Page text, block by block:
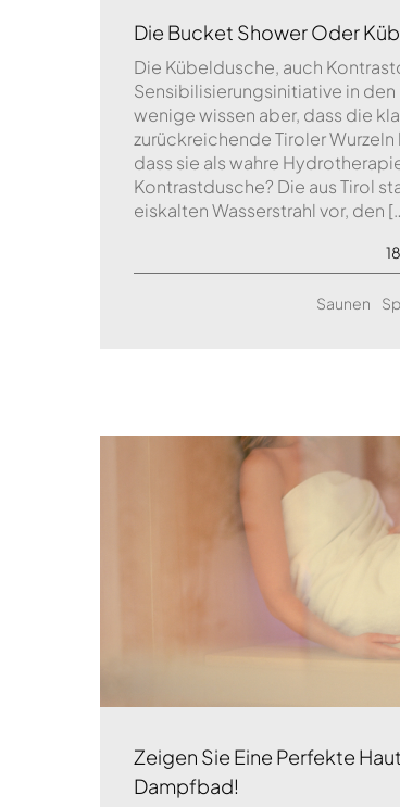
Die Bucket Shower Oder
Die Kübeldusche, auch
Sensibilisierungsinitiative in den
wenige wissen aber, dass die
zurückreichende Tiroler
dass sie als wahre
Kontrastdusche? Die aus Tirol
eiskalten Wasserstrahl vor, den
Saunen
Zeigen Sie Eine Perfekte
Dampfbad!